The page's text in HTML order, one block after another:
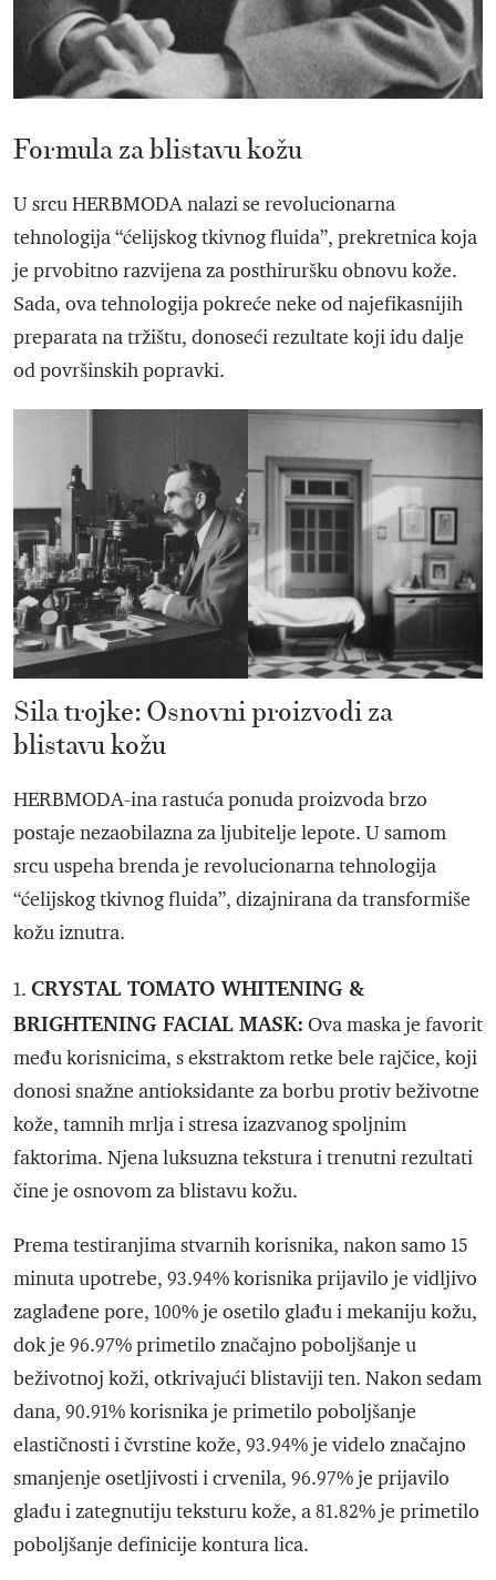
Formula za blistavu kožu
U srcu HERBMODA nalazi se revolucionarna
tehnologija “ćelijskog tkivnog fluida”, prekretnica koja
je prvobitno razvijena za posthiruršku obnovu kože.
Sada, ova tehnologija pokreće neke od najefikasnijih
preparata na tržištu, donoseći rezultate koji idu dalje
od površinskih popravki.
Sila trojke: Osnovni proizvodi za
blistavu kožu
HERBMODA-ina rastuća ponuda proizvoda brzo
postaje nezaobilazna za ljubitelje lepote. U samom
srcu uspeha brenda je revolucionarna tehnologija
“ćelijskog tkivnog fluida”, dizajnirana da transformiše
kožu iznutra.
1. CRYSTAL TOMATO WHITENING &
BRIGHTENING FACIAL MASK: Ova maska je favorit
među korisnicima, s ekstraktom retke bele rajčice, koji
donosi snažne antioksidante za borbu protiv beživotne
kože, tamnih mrlja i stresa izazvanog spoljnim
faktorima. Njena luksuzna tekstura i trenutni rezultati
čine je osnovom za blistavu kožu.
Prema testiranjima stvarnih korisnika, nakon samo 15
minuta upotrebe, 93.94% korisnika prijavilo je vidljivo
zaglađene pore, 100% je osetilo glađu i mekaniju kožu,
dok je 96.97% primetilo značajno poboljšanje u
beživotnoj koži, otkrivajući blistaviji ten. Nakon sedam
dana, 90.91% korisnika je primetilo poboljšanje
elastičnosti i čvrstine kože, 93.94% je videlo značajno
smanjenje osetljivosti i crvenila, 96.97% je prijavilo
glađu i zategnutiju teksturu kože, a 81.82% je primetilo
poboljšanje definicije kontura lica.